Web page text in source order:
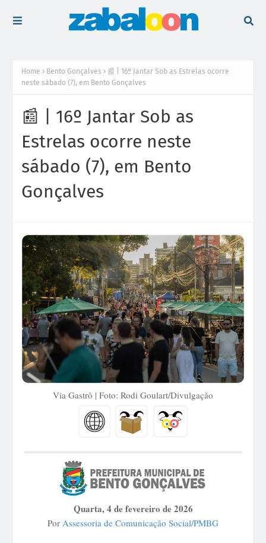
Home Bento Gonçalves
📰 | 16º Jantar Sob as Estrelas ocorre
neste sábado (7), em Bento Gonçalves
📰 | 16º Jantar Sob as
Estrelas ocorre neste
sábado (7), em Bento
Gonçalves
Via Gastrô | Foto: Rodi Goulart/Divulgação
Quarta, 4 de fevereiro de 2026
Por Assessoria de Comunicação Social/PMBG